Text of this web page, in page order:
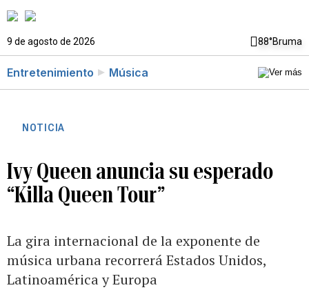
9 de agosto de 2026 88°Bruma
Entretenimiento Música
NOTICIA
Ivy Queen anuncia su esperado
“Killa Queen Tour”
La gira internacional de la exponente de
música urbana recorrerá Estados Unidos,
Latinoamérica y Europa